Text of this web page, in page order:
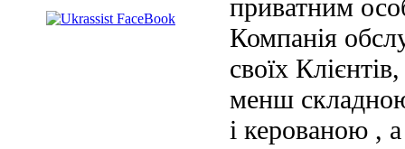
приватним
Компанія
своїх
менш
і керованою ,